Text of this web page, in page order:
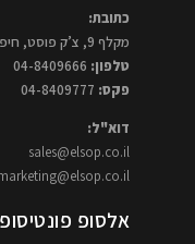
כתובת:
מקלף 9, צ’ק פוסט, חיפה
טלפון:
פקס: 04-8409777
דוא"ל:
sales@elsop.co.il
אלסופ